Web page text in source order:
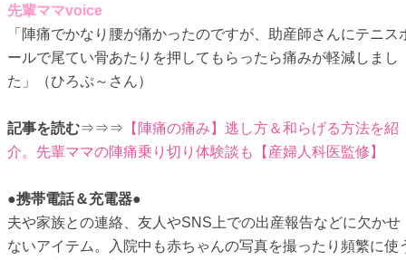
先輩ママvoice
「陣痛でかなり腰が痛かったのですが、助産師さんにテニス
ールで尾てい骨あたりを押してもらったら痛みが軽減しまし
た」（ひろぷ～さん）
記事を読む⇒⇒⇒ 【陣痛の痛み】逃し方＆和らげる方法を紹
介。先輩ママの陣痛乗り切り体験談も【産婦人科医監修】
●携帯電話＆充電器●
夫や家族との連絡、友人やSNS上での出産報告などに欠かせ
ないアイテム。入院中も赤ちゃんの写真を撮ったり頻繁に使